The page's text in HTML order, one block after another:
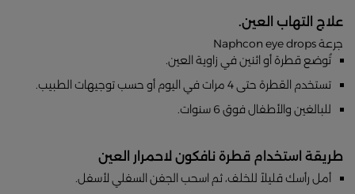
علاج التهاب العين.
جرعة Naphcon eye drops
تُوضع قطرة أو اثنين في زاوية العين.
تستخدم القطرة حتى 4 مرات في اليوم أو حسب توجيهات الطبيب.
للبالغين والأطفال فوق 6 سنوات.
طريقة استخدام قطرة نافكون لاحمرار العين
أمل رأسك قليلاً للخلف، ثم اسحب الجفن السفلي لأسفل.